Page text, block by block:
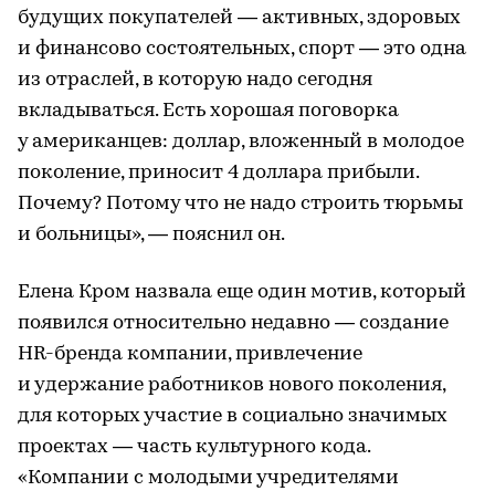
будущих покупателей — активных, здоровых
и финансово состоятельных, спорт — это одна
из отраслей, в которую надо сегодня
вкладываться. Есть хорошая поговорка
у американцев: доллар, вложенный в молодое
поколение, приносит 4 доллара прибыли.
Почему? Потому что не надо строить тюрьмы
и больницы», — пояснил он.
Елена Кром назвала еще один мотив, который
появился относительно недавно — создание
HR-бренда компании, привлечение
и удержание работников нового поколения,
для которых участие в социально значимых
проектах — часть культурного кода.
«Компании с молодыми учредителями